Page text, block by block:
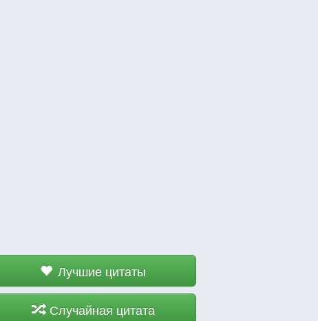
Лучшие цитаты
Случайная цитата